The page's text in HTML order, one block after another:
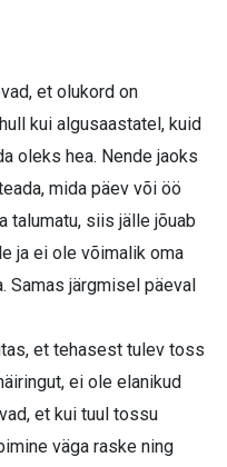
et olukord on
kui algusaastatel, kuid
oleks hea. Nende jaoks
mida päev või öö
talumatu, siis jälle jõuab
ja ei ole võimalik oma
Samas järgmisel päeval
et tehasest tulev toss
ei ole elanikud
et kui tuul tossu
väga raske ning